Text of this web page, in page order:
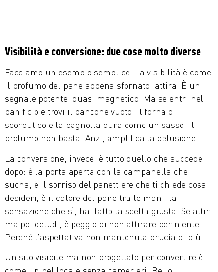
Visibilità e conversione: due cose molto diverse
Facciamo un esempio semplice. La visibilità è come
il profumo del pane appena sfornato: attira. È un
segnale potente, quasi magnetico. Ma se entri nel
panificio e trovi il bancone vuoto, il fornaio
scorbutico e la pagnotta dura come un sasso, il
profumo non basta. Anzi, amplifica la delusione.
La conversione, invece, è tutto quello che succede
dopo: è la porta aperta con la campanella che
suona, è il sorriso del panettiere che ti chiede cosa
desideri, è il calore del pane tra le mani, la
sensazione che sì, hai fatto la scelta giusta. Se attiri
ma poi deludi, è peggio di non attirare per niente.
Perché l’aspettativa non mantenuta brucia di più.
Un sito visibile ma non progettato per convertire è